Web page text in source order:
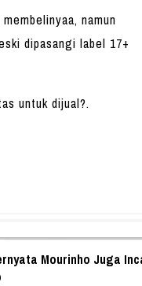
namun
dipasangi label 17+
untuk dijual?.
Mourinho Juga